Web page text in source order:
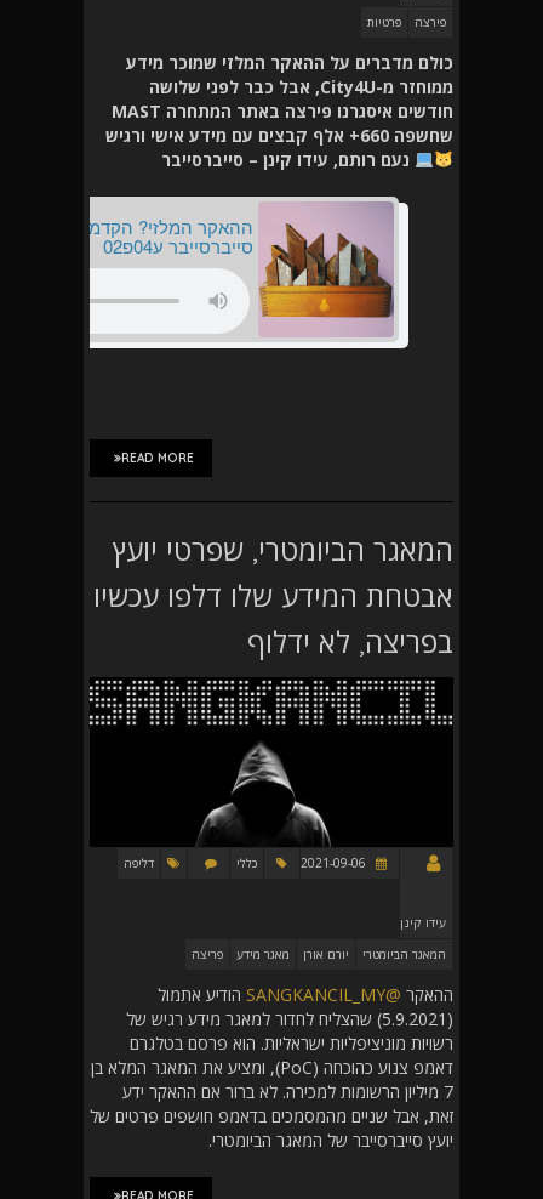
פירצה פרטיות
כולם מדברים על ההאקר המלזי שמוכר מידע
ממוחזר מ-City4U, אבל כבר לפני שלושה
חודשים איסגרנו פירצה באתר המתחרה MAST
שחשפה 660+ אלף קבצים עם מידע אישי ורגיש
נעם רותם, עידו קינן – סייברסייבר
READ MORE
המאגר הביומטרי, שפרטי יועץ
אבטחת המידע שלו דלפו עכשיו
בפריצה, לא ידלוף
עידו קינן
כללי דליפה
המאגר הביומטרי יורם אורן מאגר מידע פריצה
ההאקר @SANGKANCIL_MY
הודיע אתמול
(5.9.2021) שהצליח לחדור למאגר מידע רגיש של
רשויות מוניציפליות ישראליות. הוא פרסם בטלגרם
דאמפ צנוע כהוכחה (PoC), ומציע את המאגר המלא בן
7 מיליון הרשומות למכירה. לא ברור אם ההאקר ידע
זאת, אבל שניים מהמסמכים בדאמפ חושפים פרטים של
יועץ סייברסייבר של המאגר הביומטרי.